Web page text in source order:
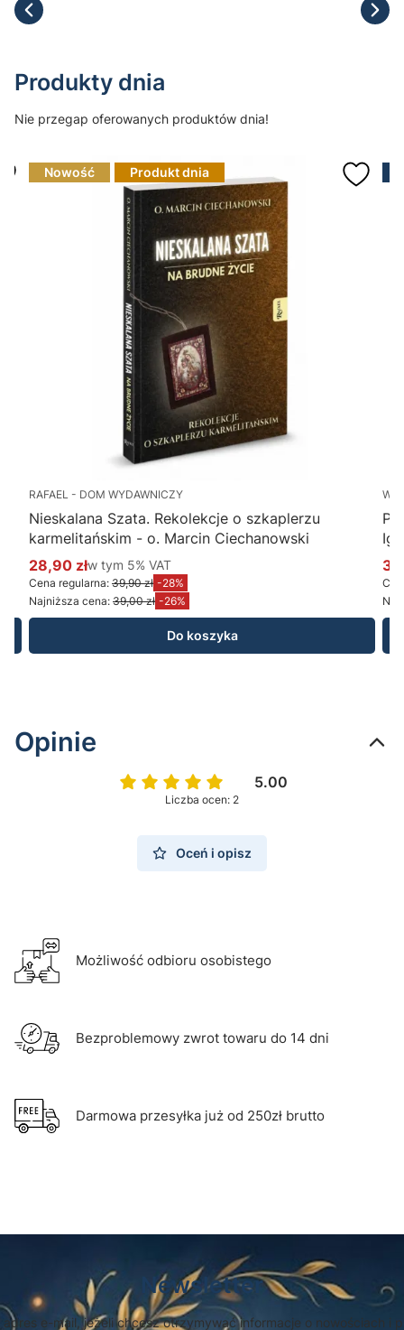
Produkty dnia
Nie przegap oferowanych produktów dnia!
Nowość Produkt dnia
RAFAEL - DOM WYDAWNICZY
Nieskalana Szata. Rekolekcje o szkaplerzu
karmelitańskim - o. Marcin Ciechanowski
Cena promocyjna brutto
28,90 złw tym %s VAT
w tym 5% VAT
Cena regularna: 39,90 zł -28%
Najniższa cena: 39,00 zł -26%
Do koszyka
Opinie
5.00
Liczba ocen: 2
Oceń i opisz
Możliwość odbioru osobistego
Bezproblemowy zwrot towaru do 14 dni
Darmowa przesyłka już od 250zł brutto
Newsletter
adres e-mail, jeżeli chcesz otrzymywać informacje o nowościach i